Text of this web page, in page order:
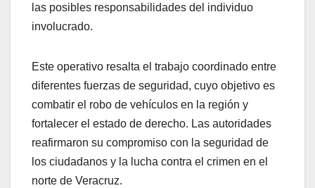
las posibles responsabilidades del individuo
involucrado.
Este operativo resalta el trabajo coordinado entre
diferentes fuerzas de seguridad, cuyo objetivo es
combatir el robo de vehículos en la región y
fortalecer el estado de derecho. Las autoridades
reafirmaron su compromiso con la seguridad de
los ciudadanos y la lucha contra el crimen en el
norte de Veracruz.